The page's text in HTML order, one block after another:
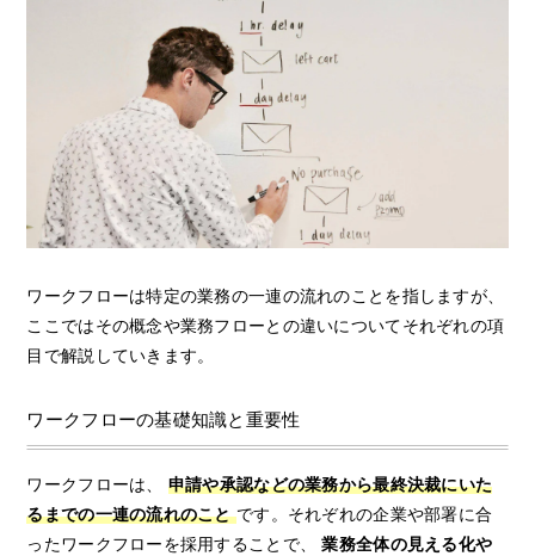
ワークフローは特定の業務の一連の流れのことを指しますが、
ここではその概念や業務フローとの違いについてそれぞれの項
目で解説していきます。
ワークフローの基礎知識と重要性
ワークフローは、 申請や承認などの業務から最終決裁にいた
るまでの一連の流れのことです。それぞれの企業や部署に合
ったワークフローを採用することで、業務全体の見える化や